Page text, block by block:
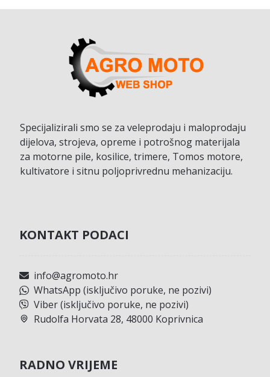
Specijalizirali smo se za veleprodaju i maloprodaju
dijelova, strojeva, opreme i potrošnog materijala
za motorne pile, kosilice, trimere, Tomos motore,
kultivatore i sitnu poljoprivrednu mehanizaciju.
KONTAKT PODACI
info@agromoto.hr
WhatsApp (isključivo poruke, ne pozivi)
Viber (isključivo poruke, ne pozivi)
Rudolfa Horvata 28, 48000 Koprivnica
RADNO VRIJEME